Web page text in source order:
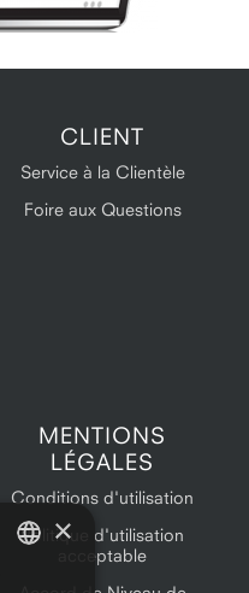
CLIENT
Service à la Clientèle
Foire aux Questions
MENTIONS
LÉGALES
Conditions d'utilisation
Politique d'utilisation
acceptable
×